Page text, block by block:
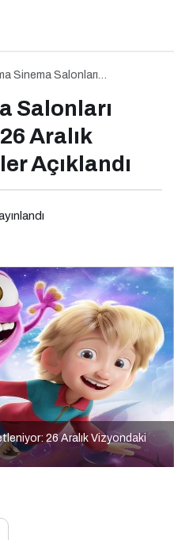
Sinema Salonları
Salonları
Aralık
Açıklandı
26 Aralık Vizyondaki
İşte 19 Aralık